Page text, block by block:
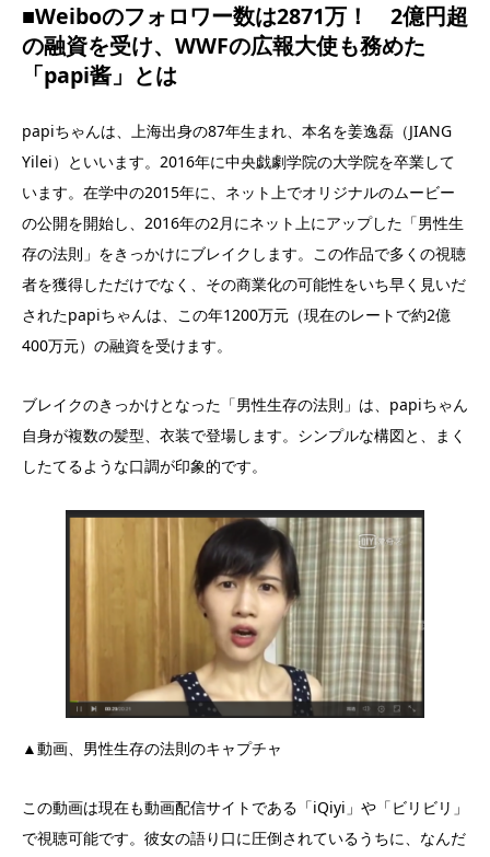
■Weiboのフォロワー数は2871万！ 2億円超
の融資を受け、WWFの広報大使も務めた
「papi酱」とは
papiちゃんは、上海出身の87年生まれ、本名を姜逸磊（JIANG
Yilei）といいます。2016年に中央戯劇学院の大学院を卒業して
います。在学中の2015年に、ネット上でオリジナルのムービー
の公開を開始し、2016年の2月にネット上にアップした「男性生
存の法則」をきっかけにブレイクします。この作品で多くの視聴
者を獲得しただけでなく、その商業化の可能性をいち早く見いだ
されたpapiちゃんは、この年1200万元（現在のレートで約2億
400万元）の融資を受けます。
ブレイクのきっかけとなった「男性生存の法則」は、papiちゃん
自身が複数の髪型、衣装で登場します。シンプルな構図と、まく
したてるような口調が印象的です。
▲動画、男性生存の法則のキャプチャ
この動画は現在も動画配信サイトである「iQiyi」や「ビリビリ」
で視聴可能です。彼女の語り口に圧倒されているうちに、なんだ